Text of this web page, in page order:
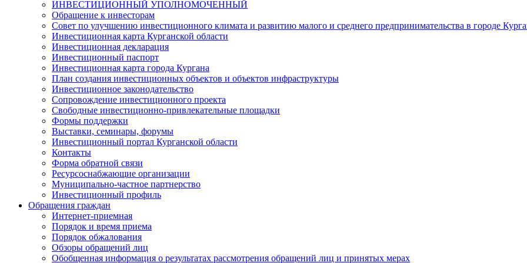
ИНВЕСТИЦИОННЫЙ УПОЛНОМОЧЕННЫЙ
Обращение к инвесторам
Совет по улучшению инвестиционного климата и развитию малого и среднего предпринимательства в городе
Инвестиционная карта Курганской области
Инвестиционная декларация
Инвестиционный паспорт
Инвестиционная карта города Кургана
План создания инвестиционных объектов и объектов инфраструктуры
Инвестиционное законодательство
Сопровождение инвестиционного проекта
Свободные инвестиционно-привлекательные площадки
Формы поддержки
Выставки, семинары, форумы
Инвестиционный портал Курганской области
Контакты
Форма обратной связи
Ресурсоснабжающие организации
Муниципально-частное партнерство
Инвестиционный профиль
Обращения граждан
Интернет-приемная
Порядок и время приема
Порядок обжалования
Обзоры обращений лиц
Обобщенная информация о результатах рассмотрения обращений лиц и принятых мерах